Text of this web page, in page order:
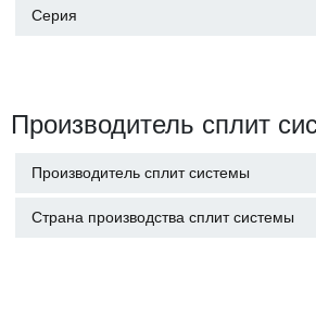
Серия
Производитель сплит
Производитель сплит системы
Страна производства сплит системы